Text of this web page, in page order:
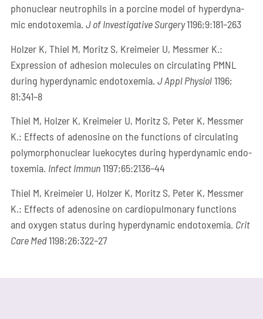
pho­nu­clear neu­tro­phils in a por­ci­ne model of hyper­dy­na­
mic endo­to­xe­mia. J of Inves­ti­ga­ti­ve Sur­gery1196;9:181–263
Hol­zer K, Thiel M, Moritz S, Krei­mei­er U, Mess­mer K.:
Expres­si­on of adhe­si­on mole­cu­les on cir­cu­la­ting PMNL
during hyper­dy­na­mic endo­to­xe­mia. J Appl Phy­si­ol1196;
81:341–8
Thiel M, Hol­zer K, Krei­mei­er U, Moritz S, Peter K, Mess­mer
K.: Effects of ade­no­si­ne on the func­tions of cir­cu­la­ting
poly­mor­pho­nu­clear lue­ko­cytes during hyper­dy­na­mic endo­
to­xe­mia. Infect Immun1197;65:2136–44
Thiel M, Krei­mei­er U, Hol­zer K, Moritz S, Peter K, Mess­mer
K.: Effects of ade­no­si­ne on car­dio­pul­mo­na­ry func­tions
and oxy­gen sta­tus during hyper­dy­na­mic endo­to­xe­mia. Crit
Care Med1198;26:322–27